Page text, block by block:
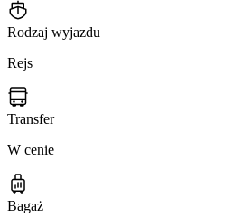
Rodzaj wyjazdu
Rejs
Transfer
W cenie
Bagaż